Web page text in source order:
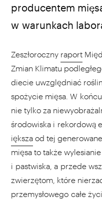
producentem
w warunkach
Zeszłoroczny raport
Zmian Klimatu
diecie uwzględniać
spożycie mięsa. W
nie tylko za
środowiska i rekordową
iększa od tej
mięsa to także
i pastwiska, a przede
zwierzętom, które
przemysłowego całe